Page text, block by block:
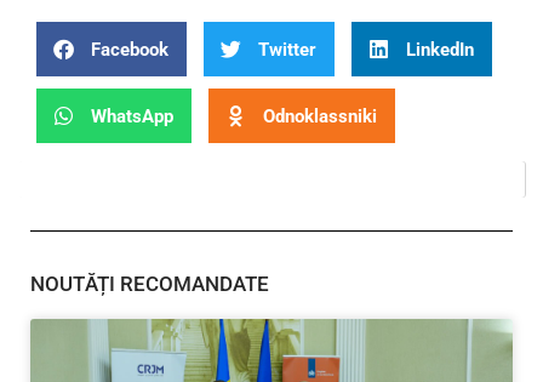
Facebook Twitter LinkedIn
WhatsApp Odnoklassniki
NOUTĂȚI RECOMANDATE